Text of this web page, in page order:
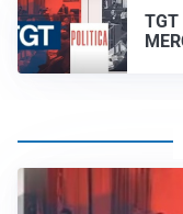
TGT